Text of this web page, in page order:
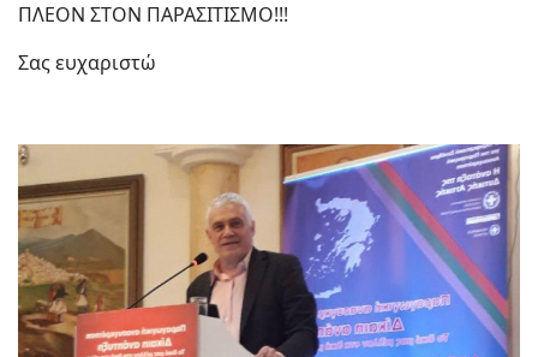
ΠΛΕΟΝ ΣΤΟΝ ΠΑΡΑΣΙΤΙΣΜΟ!!!
Σας ευχαριστώ